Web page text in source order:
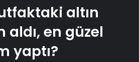
altın
aldı, en güzel
yaptı?